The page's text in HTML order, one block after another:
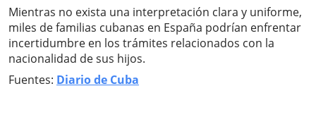
Mientras no exista una interpretación clara y uniforme,
miles de familias cubanas en España podrían enfrentar
incertidumbre en los trámites relacionados con la
nacionalidad de sus hijos.
Fuentes: Diario de Cuba